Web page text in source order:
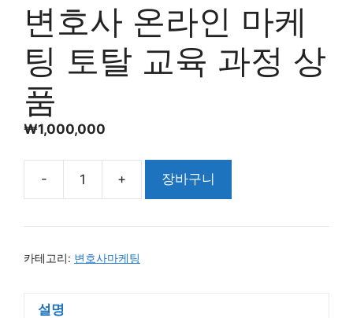
변호사 온라인 마케
팅 토탈 교육 과정 상
품
₩1,000,000
- + 장바구니
카테고리: 변호사마케팅
설명